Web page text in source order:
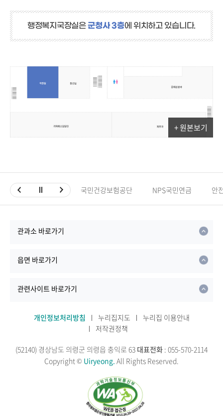
행정복지국장실은군청사 3층에 위치하고 있습니다.
+ 원본보기
국민건강보험공단 NPS국민연금 안
관과소 바로가기
읍면 바로가기
관련사이트 바로가기
개인정보처리방침 누리집지도
누리집 이용안내
저작권정책
(52140) 경상남도 의령군 의령읍 충익로 63 대표전화 : 055-570-2114
Copyright © Uiryeong. All Rights Reserved.